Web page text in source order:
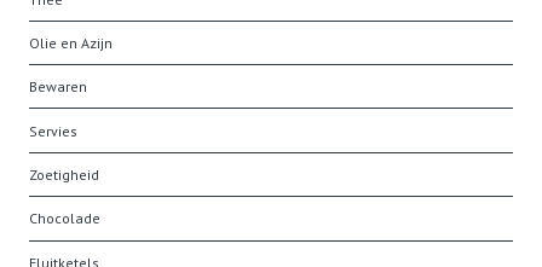
Olie en Azijn
Bewaren
Servies
Zoetigheid
Chocolade
Fluitketels